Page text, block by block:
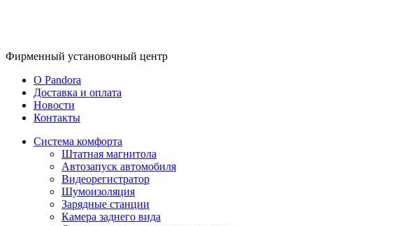
Фирменный установочный центр
O Pandora
Доставка и оплата
Новости
Контакты
Система комфорта
Штатная магнитола
Автозапуск автомобиля
Видеорегистратор
Шумоизоляция
Зарядные станции
Камера заднего вида